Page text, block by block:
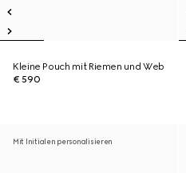
Kleine Pouch mit Riemen und Web
€ 590
Mit Initialen personalisieren